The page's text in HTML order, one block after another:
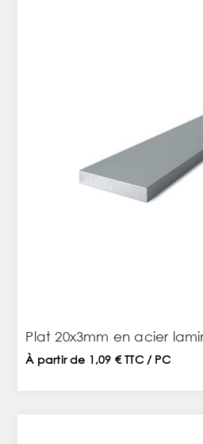
Plat 20x3mm en acier
À partir de 1,09 € TTC / PC